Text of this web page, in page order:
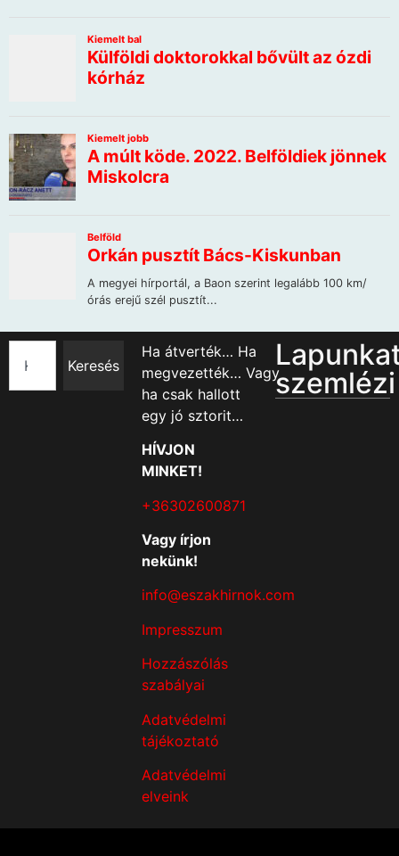
Keresés
Ha átverték… Ha
megvezették… Vagy
ha csak hallott
egy jó sztorit…
HÍVJON
MINKET!
+36302600871
Vagy írjon
nekünk!
info@eszakhirnok.com
Impresszum
Hozzászólás
szabályai
Adatvédelmi
tájékoztató
Adatvédelmi
elveink
szemlézi